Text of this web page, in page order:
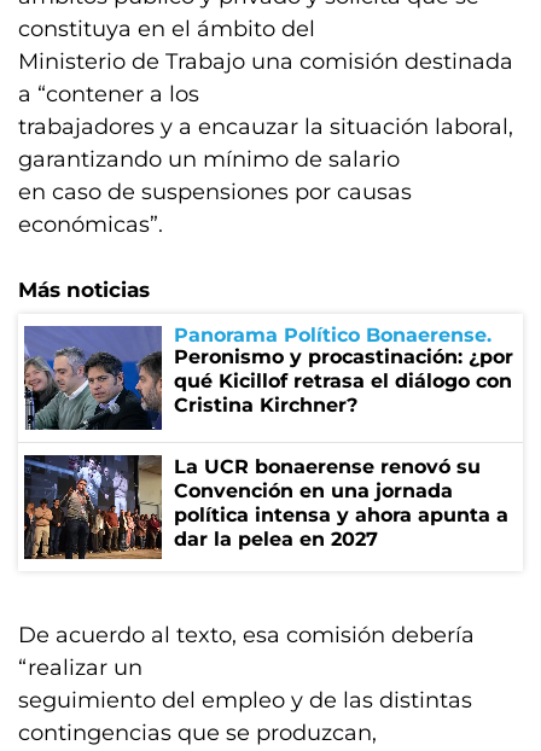
constituya en el ámbito del
Ministerio de Trabajo una comisión destinada
a “contener a los
trabajadores y a encauzar la situación laboral,
garantizando un mínimo de salario
en caso de suspensiones por causas
económicas”.
Más noticias
Panorama Político Bonaerense
Peronismo y procastinación: ¿por
qué Kicillof retrasa el diálogo con
Cristina Kirchner?
La UCR bonaerense renovó su
Convención en una jornada
política intensa y ahora apunta a
dar la pelea en 2027
De acuerdo al texto, esa comisión debería
“realizar un
seguimiento del empleo y de las distintas
contingencias que se produzcan,